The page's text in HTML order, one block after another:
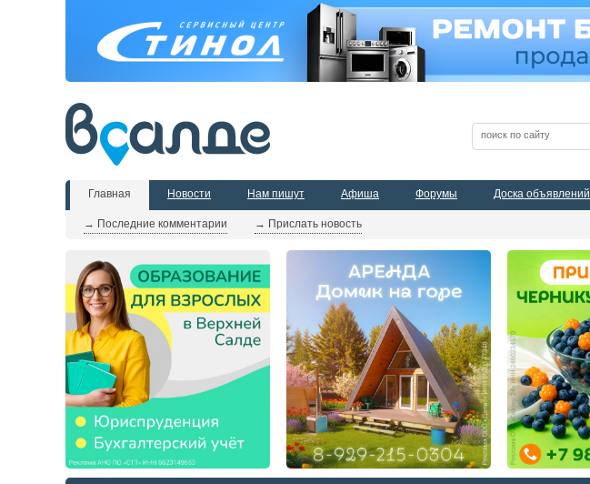
Главная
→ Последние комментарии → Прислать новость
Новости Нам пишут Афиша Форумы Доска объявлений